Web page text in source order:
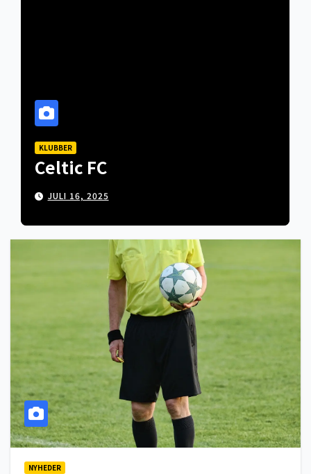
KLUBBER
Celtic FC
JULI 16, 2025
NYHEDER